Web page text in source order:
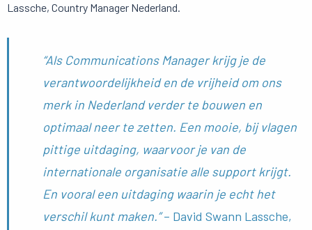
Lassche, Country Manager Nederland.
“Als Communications Manager krijg je de
verantwoordelijkheid en de vrijheid om ons
merk in Nederland verder te bouwen en
optimaal neer te zetten. Een mooie, bij vlagen
pittige uitdaging, waarvoor je van de
internationale organisatie alle support krijgt.
En vooral een uitdaging waarin je echt het
verschil kunt maken.”– David Swann Lassche,